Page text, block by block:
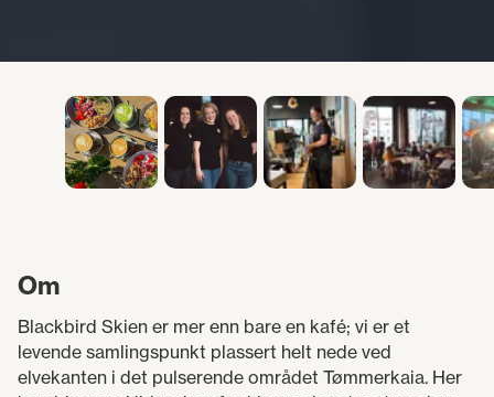
Om
Blackbird Skien er mer enn bare en kafé; vi er et
levende samlingspunkt plassert helt nede ved
elvekanten i det pulserende området Tømmerkaia. Her